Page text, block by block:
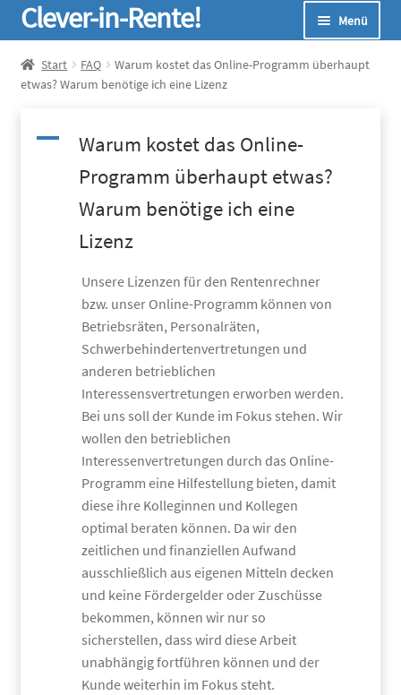
Zur
Navigation
springen
Zum
Inhalt
springen
Clever-in-Rente! Menü
Start
Online-Rechner
Start FAQ
Warum kostet das Online-Programm überhaupt
etwas? Warum benötige ich eine Lizenz
A
Warum kostet das Online-
Programm überhaupt etwas?
Warum benötige ich eine
Lizenz
Unsere Lizenzen für den Rentenrechner
bzw. unser Online-Programm können von
Betriebsräten, Personalräten,
Schwerbehindertenvertretungen und
anderen betrieblichen
Interessensvertretungen erworben werden.
Bei uns soll der Kunde im Fokus stehen. Wir
wollen den betrieblichen
Interessenvertretungen durch das Online-
Programm eine Hilfestellung bieten, damit
diese ihre Kolleginnen und Kollegen
optimal beraten können. Da wir den
zeitlichen und finanziellen Aufwand
ausschließlich aus eigenen Mitteln decken
und keine Fördergelder oder Zuschüsse
bekommen, können wir nur so
sicherstellen, dass wird diese Arbeit
unabhängig fortführen können und der
Kunde weiterhin im Fokus steht.